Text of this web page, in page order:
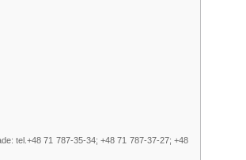
tel.+48 71 787-35-34; +48 71 787-37-27; +48